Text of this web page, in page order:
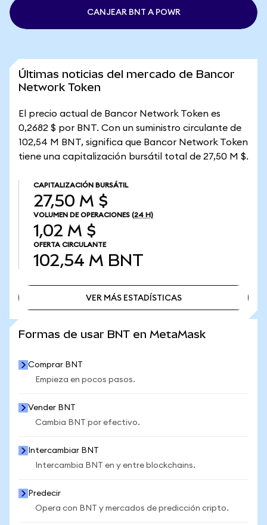
CANJEAR BNT A POWR
Últimas noticias del mercado de Bancor
Network Token
El precio actual de Bancor Network Token es
0,2682 $ por BNT. Con un suministro circulante de
102,54 M BNT, significa que Bancor Network Token
tiene una capitalización bursátil total de 27,50 M $.
CAPITALIZACIÓN BURSÁTIL
27,50 M $
VOLUMEN DE OPERACIONES (24 H)
1,02 M $
OFERTA CIRCULANTE
102,54 M BNT
VER MÁS ESTADÍSTICAS
Formas de usar BNT en MetaMask
Comprar BNT
Empieza en pocos pasos.
Vender BNT
Cambia BNT por efectivo.
Intercambiar BNT
Intercambia BNT en y entre blockchains.
Predecir
Opera con BNT y mercados de predicción cripto.